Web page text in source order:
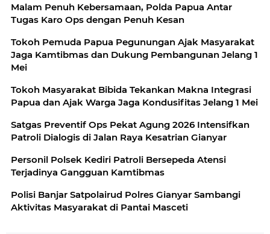
Malam Penuh Kebersamaan, Polda Papua Antar
Tugas Karo Ops dengan Penuh Kesan
Tokoh Pemuda Papua Pegunungan Ajak Masyarakat
Jaga Kamtibmas dan Dukung Pembangunan Jelang 1
Mei
Tokoh Masyarakat Bibida Tekankan Makna Integrasi
Papua dan Ajak Warga Jaga Kondusifitas Jelang 1 Mei
Satgas Preventif Ops Pekat Agung 2026 Intensifkan
Patroli Dialogis di Jalan Raya Kesatrian Gianyar
Personil Polsek Kediri Patroli Bersepeda Atensi
Terjadinya Gangguan Kamtibmas
Polisi Banjar Satpolairud Polres Gianyar Sambangi
Aktivitas Masyarakat di Pantai Masceti